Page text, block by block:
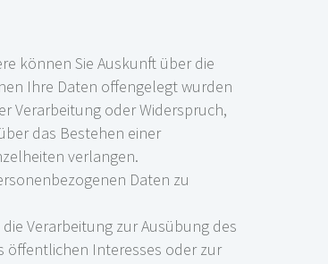
können Sie Auskunft über die
Ihre Daten offengelegt wurden
Verarbeitung oder Widerspruch,
das Bestehen einer
verlangen.
Daten zu
Verarbeitung zur Ausübung des
öffentlichen Interesses oder zur